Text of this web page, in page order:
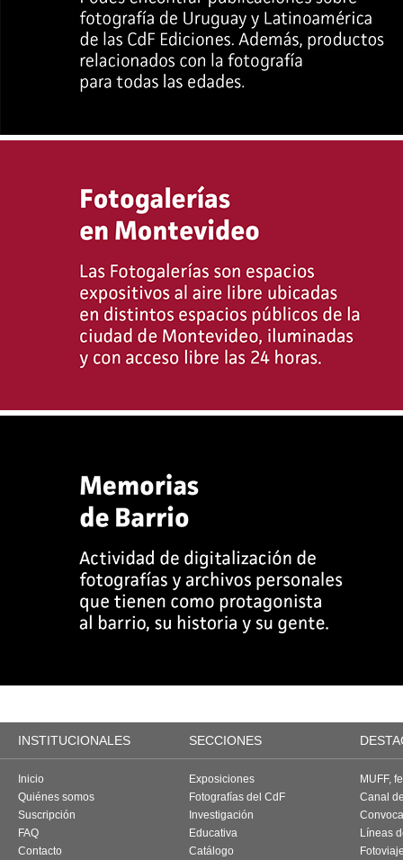
INSTITUCIONALES SECCIONES
Inicio
Quiénes somos
Suscripción
FAQ
Contacto
Exposiciones
Fotografías del CdF
Investigación
Educativa
Catálogo
MUFF,
Canal
Líneas